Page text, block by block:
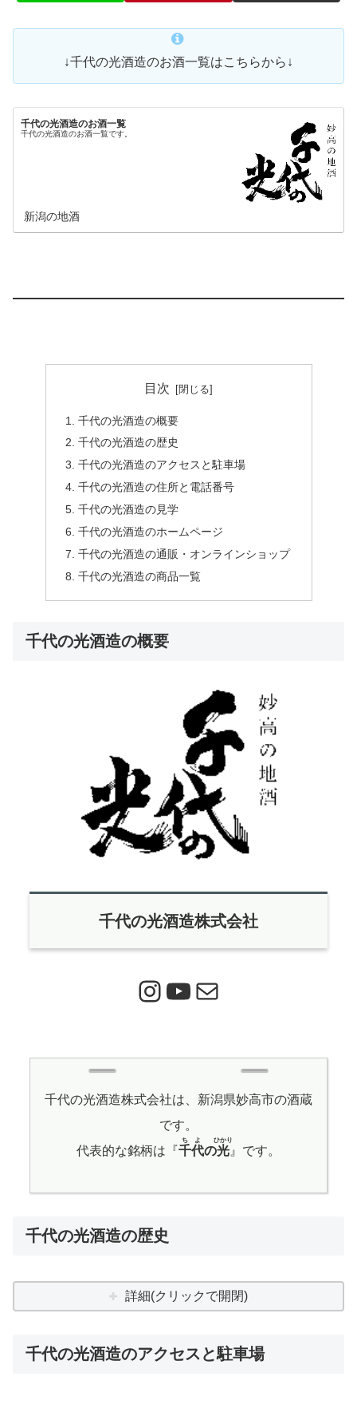
↓千代の光酒造のお酒一覧はこちらから↓
千代の光酒造のお酒一覧
千代の光酒造のお酒一覧です。
新潟の地酒
目次
千代の光酒造の概要
千代の光酒造の歴史
千代の光酒造のアクセスと駐車場
千代の光酒造の住所と電話番号
千代の光酒造の見学
千代の光酒造のホームページ
千代の光酒造の通販・オンラインショップ
千代の光酒造の商品一覧
千代の光酒造の概要
千代の光酒造株式会社
Instagram
YouTube
メール
千代の光酒造株式会社は、新潟県妙高市の酒蔵
です。
代表的な銘柄は『千代
ちよ
の光
ひかり
』です。
千代の光酒造の歴史
詳細(クリックで開閉)
千代の光酒造のアクセスと駐車場